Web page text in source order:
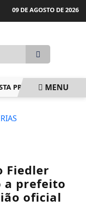
09 DE AGOSTO DE 2026
ÀS FERRAGENS
MENU
Fiedler
a prefeito
oficial